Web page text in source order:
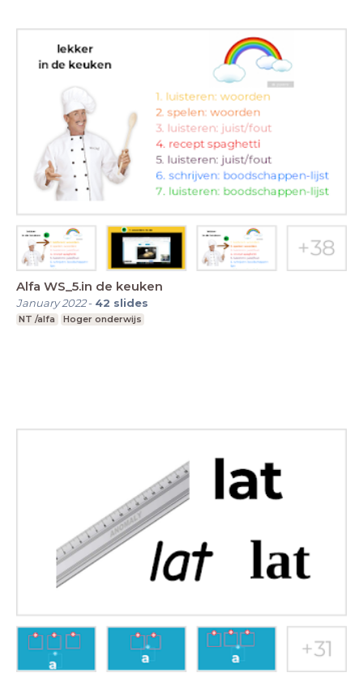
Alfa WS_5.in de keuken
January 2022- 42 slides
NT /alfa Hoger onderwijs